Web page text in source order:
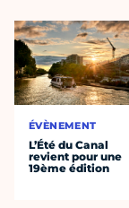
ÉVÈNEMENT
L’Été du Canal
revient pour une
19ème édition